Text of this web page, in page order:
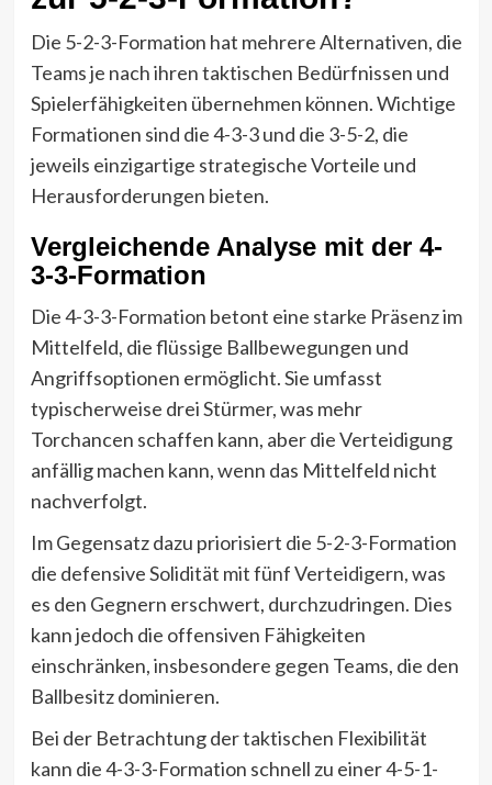
Die 5-2-3-Formation hat mehrere Alternativen, die
Teams je nach ihren taktischen Bedürfnissen und
Spielerfähigkeiten übernehmen können. Wichtige
Formationen sind die 4-3-3 und die 3-5-2, die
jeweils einzigartige strategische Vorteile und
Herausforderungen bieten.
Vergleichende Analyse mit der 4-
3-3-Formation
Die 4-3-3-Formation betont eine starke Präsenz im
Mittelfeld, die flüssige Ballbewegungen und
Angriffsoptionen ermöglicht. Sie umfasst
typischerweise drei Stürmer, was mehr
Torchancen schaffen kann, aber die Verteidigung
anfällig machen kann, wenn das Mittelfeld nicht
nachverfolgt.
Im Gegensatz dazu priorisiert die 5-2-3-Formation
die defensive Solidität mit fünf Verteidigern, was
es den Gegnern erschwert, durchzudringen. Dies
kann jedoch die offensiven Fähigkeiten
einschränken, insbesondere gegen Teams, die den
Ballbesitz dominieren.
Bei der Betrachtung der taktischen Flexibilität
kann die 4-3-3-Formation schnell zu einer 4-5-1-